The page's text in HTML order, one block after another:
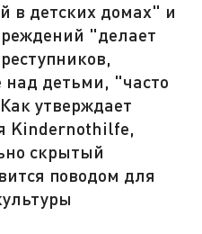
в детских домах" и
"делает
детьми, "часто
утверждает
Kindernothilfe,
скрытый
поводом для